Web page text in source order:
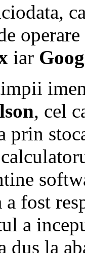
operare
iar
, cel
prin
a fost
a
dus la